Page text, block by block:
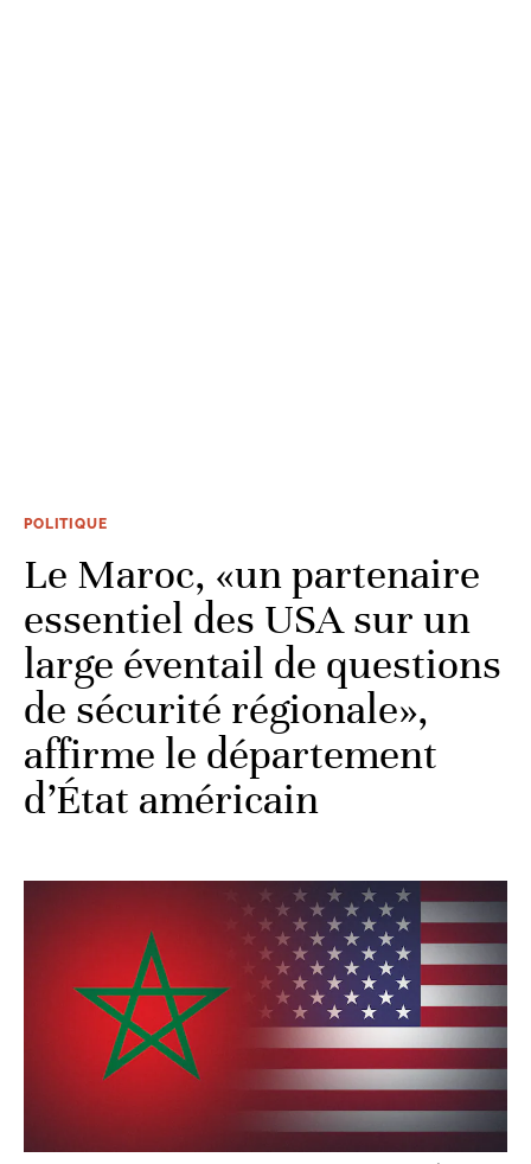
POLITIQUE
Le Maroc, «un partenaire
essentiel des USA sur un
large éventail de questions
de sécurité régionale»,
affirme le département
d’État américain